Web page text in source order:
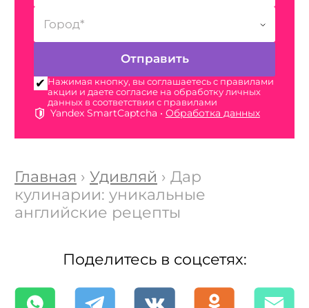
Нажимая кнопку, вы соглашаетесь с правилами
акции и даете согласие на обработку личных
данных в соответствии с правилами
Yandex SmartCaptcha • Обработка данных
Главная › Удивляй › Дар
кулинарии: уникальные
английские рецепты
Поделитесь в соцсетях: